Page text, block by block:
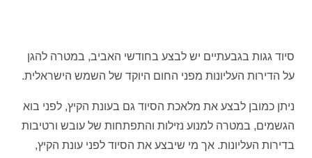
סיוד גגות בגבעתיים יש לבצע בחודשי האביב, במטרה להגן
על הדירות העליונות מפני החום היוקד של השמש הישראלית.
ניתן כמובן לבצע את מלאכת הסיוד גם בעונת הקיץ, לפני בוא
הגשמים, במטרה למנוע נזילות והתפתחות של עובש ורטיבות
בדירות העליונות. אך מי שיבצע את הסיוד לפני עונת הקיץ,